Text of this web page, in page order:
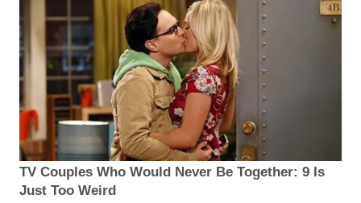
TV Couples Who Would Never Be Together: 9 Is
Just Too Weird